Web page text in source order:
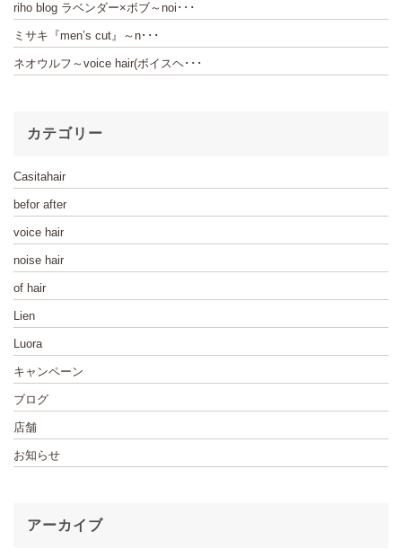
riho blog ラベンダー×ボブ～noi･･･
ミサキ『men’s cut』～n･･･
ネオウルフ～voice hair(ボイスヘ･･･
カテゴリー
Casitahair
befor after
voice hair
noise hair
of hair
Lien
Luora
キャンペーン
ブログ
店舗
お知らせ
アーカイブ